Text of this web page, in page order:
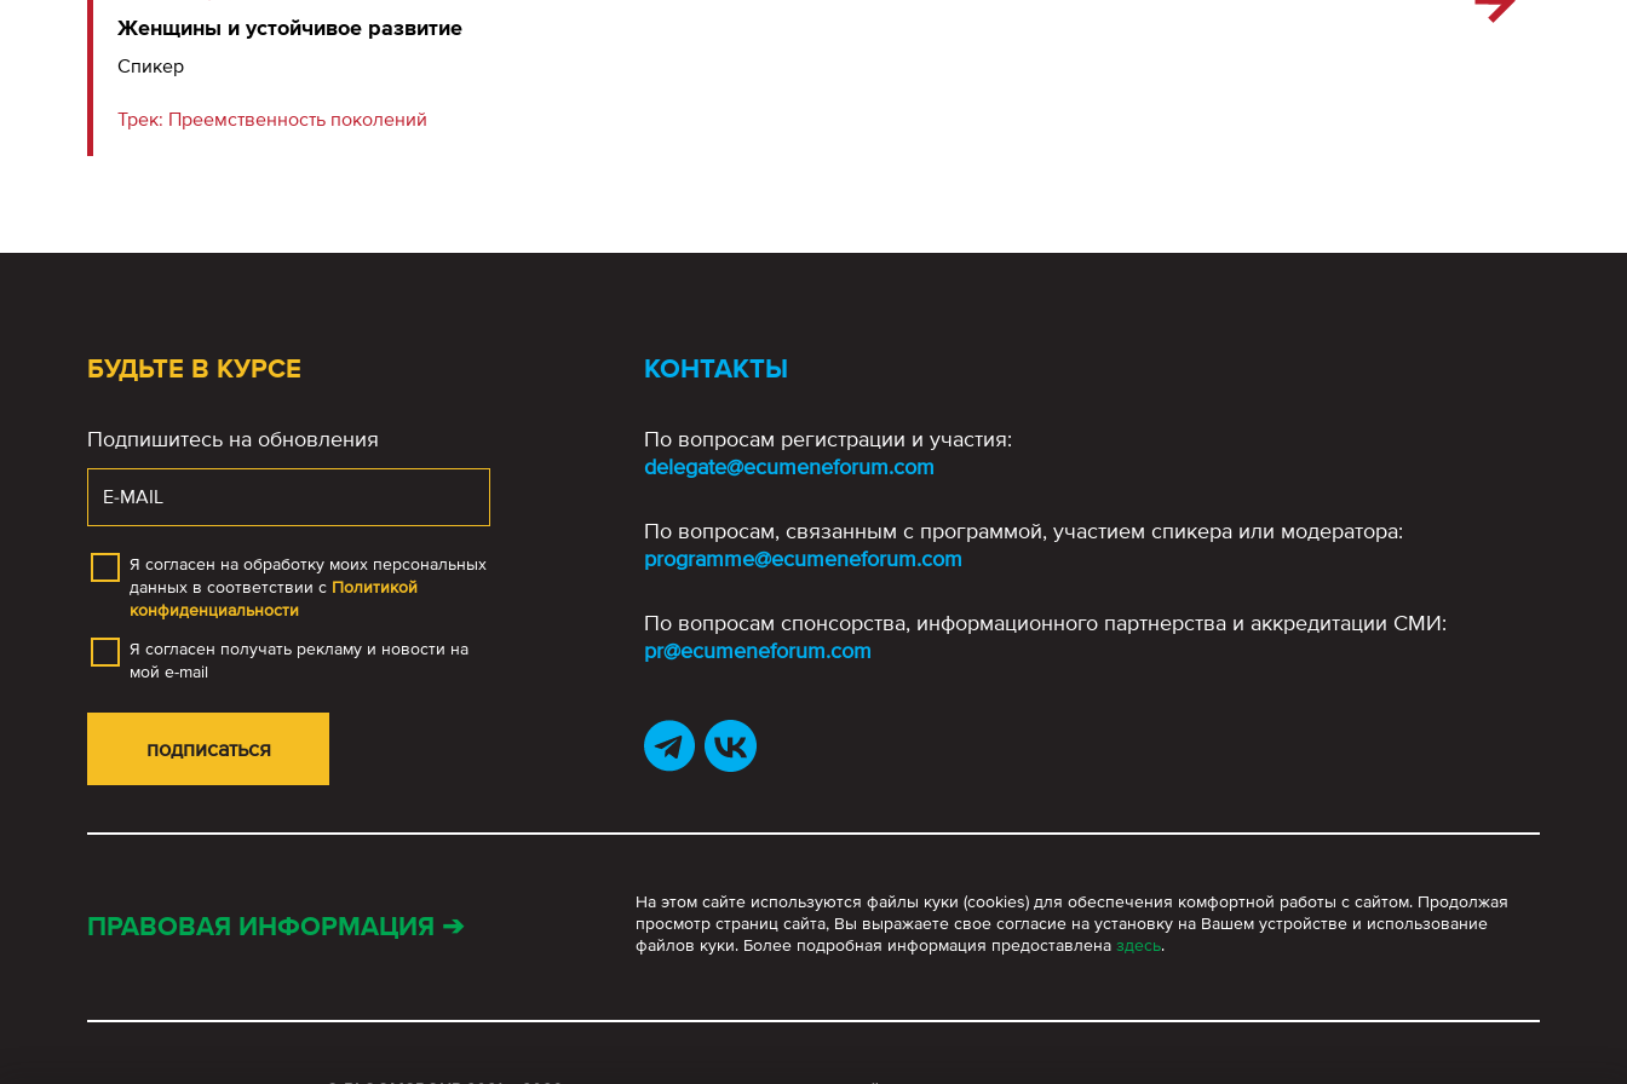
Женщины и устойчивое развитие
Спикер
Трек: Преемственность поколений
БУДЬТЕ В КУРСЕ
Подпишитесь на обновления
Я согласен на обработку моих персональных
данных в соответствии с Политикой
конфиденциальности
Я согласен получать рекламу и новости на
мой e-mail
КОНТАКТЫ
По вопросам регистрации и участия:
delegate@ecumeneforum.com
По вопросам, связанным с программой, участием спикера или модератора:
programme@ecumeneforum.com
По вопросам спонсорства, информационного партнерства и аккредитации СМИ:
pr@ecumeneforum.com
ПРАВОВАЯ ИНФОРМАЦИЯ ➔
На этом сайте используются файлы куки (cookies) для обеспечения комфортной работы с сайтом. Продолжая
просмотр страниц сайта, Вы выражаете свое согласие на установку на Вашем устройстве и использование
файлов куки. Более подробная информация предоставлена здесь.